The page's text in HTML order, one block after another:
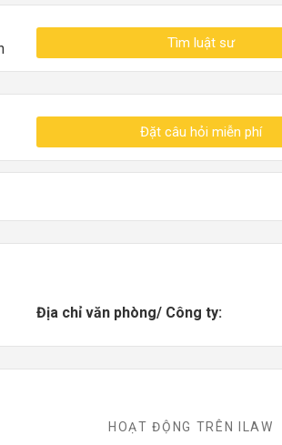
Tìm luật sư
Đặt câu hỏi miễn phí
Địa chỉ văn phòng/ Công ty:
HOẠT ĐỘNG TRÊN ILAW